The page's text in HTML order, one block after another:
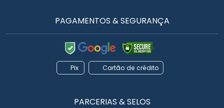
PAGAMENTOS & SEGURANÇA
Pix Cartão de crédito
PARCERIAS & SELOS